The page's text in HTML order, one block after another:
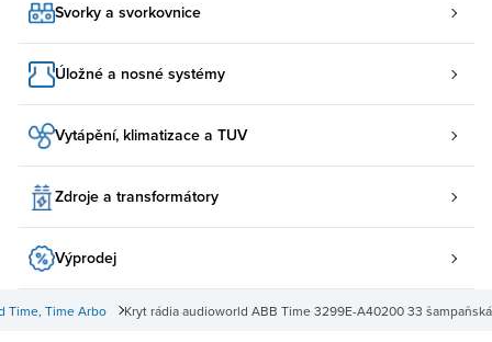
Svorky a svorkovnice
Úložné a nosné systémy
Vytápění, klimatizace a TUV
Zdroje a transformátory
Výprodej
Kryt rádia audioworld ABB Time 3299E-A40200 33 šampaňská
Time, Time Arbo